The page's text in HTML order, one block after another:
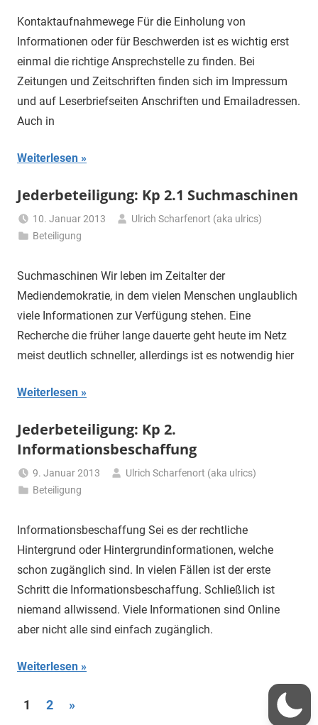
Kontaktaufnahmewege Für die Einholung von
Informationen oder für Beschwerden ist es wichtig erst
einmal die richtige Ansprechstelle zu finden. Bei
Zeitungen und Zeitschriften finden sich im Impressum
und auf Leserbriefseiten Anschriften und Emailadressen.
Auch in
Weiterlesen
Jederbeteiligung: Kp 2.1 Suchmaschinen
10. Januar 2013
Ulrich Scharfenort (aka ulrics)
Beteiligung
Suchmaschinen Wir leben im Zeitalter der
Mediendemokratie, in dem vielen Menschen unglaublich
viele Informationen zur Verfügung stehen. Eine
Recherche die früher lange dauerte geht heute im Netz
meist deutlich schneller, allerdings ist es notwendig hier
Weiterlesen
Jederbeteiligung: Kp 2.
Informationsbeschaffung
9. Januar 2013
Ulrich Scharfenort (aka ulrics)
Beteiligung
Informationsbeschaffung Sei es der rechtliche
Hintergrund oder Hintergrundinformationen, welche
schon zugänglich sind. In vielen Fällen ist der erste
Schritt die Informationsbeschaffung. Schließlich ist
niemand allwissend. Viele Informationen sind Online
aber nicht alle sind einfach zugänglich.
Weiterlesen
Seitennummerierung
1 2
Nächste
»